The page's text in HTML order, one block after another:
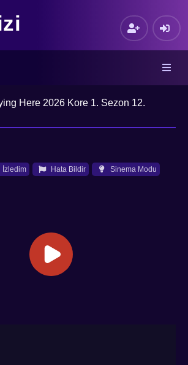
Here 2026 Kore 1. Sezon 12.
İzledim Hata Bildir Sinema Modu